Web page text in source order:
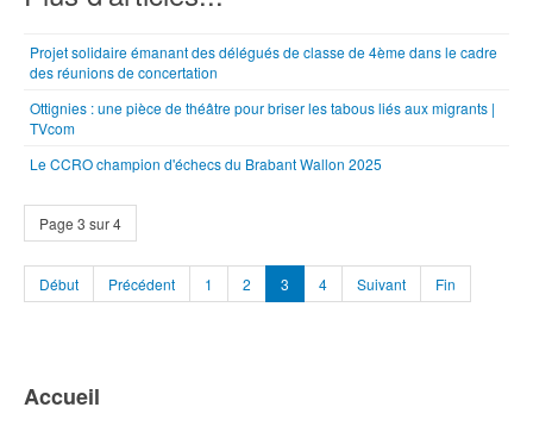
Projet solidaire émanant des délégués de classe de 4ème dans le cadre
des réunions de concertation
Ottignies : une pièce de théâtre pour briser les tabous liés aux migrants |
TVcom
Le CCRO champion d'échecs du Brabant Wallon 2025
Page 3 sur 4
Début Précédent 1 2 3 4 Suivant Fin
Accueil